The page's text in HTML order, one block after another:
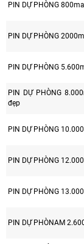
PIN DỰ PHÒNG
PIN DỰ PHÒNG
PIN DỰ PHÒNG
PIN DỰ PHÒNG
đẹp
PIN DỰ PHÒNG
PIN DỰ PHÒNG
PIN DỰ PHÒNG
PIN DỰ PHÒNAM